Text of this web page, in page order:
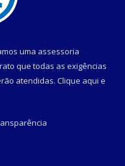
uma assessoria
que todas as exigências
atendidas. Clique aqui e